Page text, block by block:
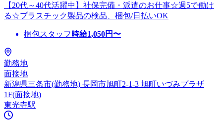
【20代～40代活躍中】社保完備・派遣のお仕事☆週5で働け
る☆プラスチック製品の検品、梱包/日払いOK
梱包スタッフ 時給1,050円〜
勤務地
面接地
新潟県三条市(勤務地) 長岡市旭町2-1-3 旭町いづみプラザ
1F(面接地)
東光寺駅